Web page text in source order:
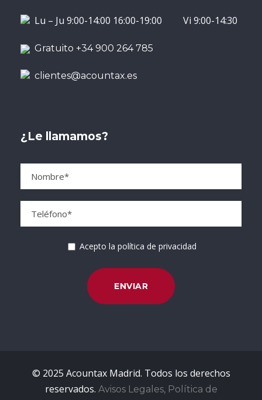
Lu – Ju 9:00-14:00 16:00-19:00 Vi 9:00-14:30
Gratuito +34 900 264 785
clientes@acountax.es
¿Le llamamos?
Acepto la política de privacidad
© 2025 Acountax Madrid. Todos los derechos
reservados. Avisos Legales, Política de